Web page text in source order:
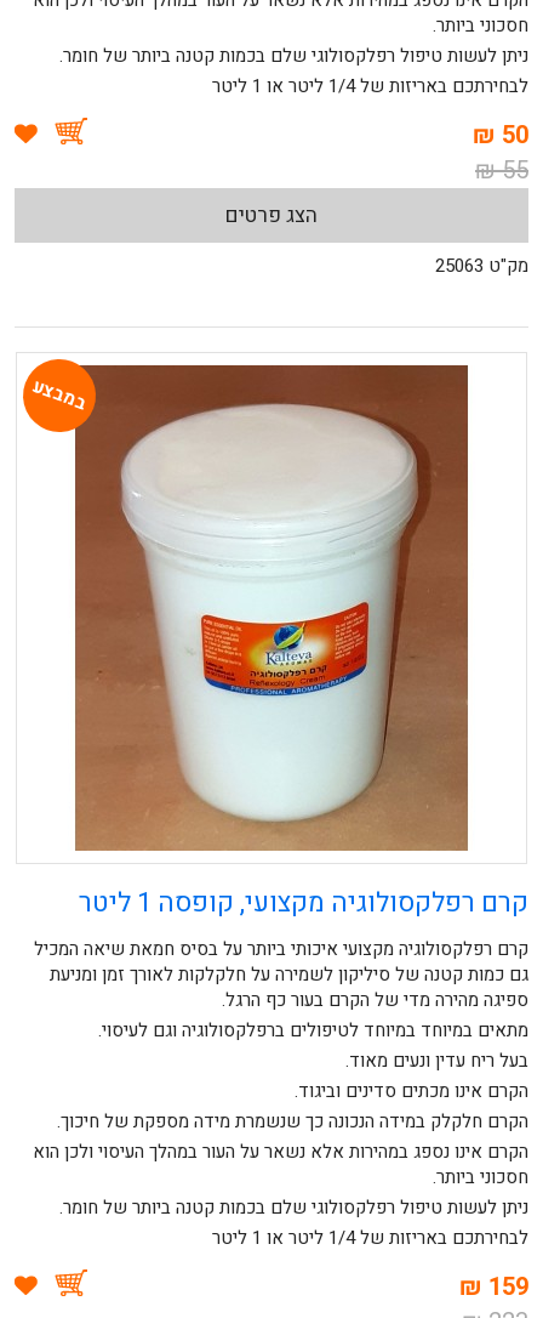
חסכוני ביותר.
ניתן לעשות טיפול רפלקסולוגי שלם בכמות קטנה ביותר של חומר.
לבחירתכם באריזות של 1/4 ליטר או 1 ליטר
50 ₪
55 ₪
הצג פרטים
מק"ט 25063
במבצע
קרם רפלקסולוגיה מקצועי, קופסה 1 ליטר
קרם רפלקסולוגיה מקצועי איכותי ביותר על בסיס חמאת שיאה המכיל
גם כמות קטנה של סיליקון לשמירה על חלקלקות לאורך זמן ומניעת
ספיגה מהירה מדי של הקרם בעור כף הרגל.
מתאים במיוחד במיוחד לטיפולים ברפלקסולוגיה וגם לעיסוי.
בעל ריח עדין ונעים מאוד.
הקרם אינו מכתים סדינים וביגוד.
הקרם חלקלק במידה הנכונה כך שנשמרת מידה מספקת של חיכוך.
הקרם אינו נספג במהירות אלא נשאר על העור במהלך העיסוי ולכן הוא
חסכוני ביותר.
ניתן לעשות טיפול רפלקסולוגי שלם בכמות קטנה ביותר של חומר.
לבחירתכם באריזות של 1/4 ליטר או 1 ליטר
159 ₪